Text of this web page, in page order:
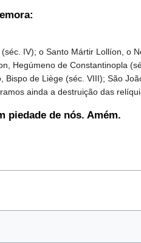
IV); o Santo Mártir Lollíon, o
Hegúmeno de Constantinopla
de Liège (séc. VIII); São
ainda a destruição das
piedade de nós. Amém.